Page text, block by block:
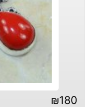
₪180